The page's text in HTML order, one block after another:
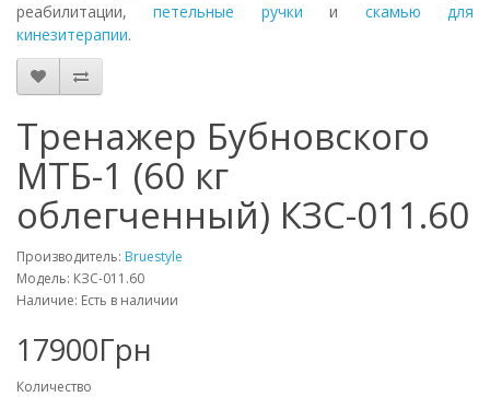
реабилитации,петельные ручки и скамью для
кинезитерапии.
Тренажер Бубновского
МТБ-1 (60 кг
облегченный) КЗС-011.60
Производитель: Bruestyle
Модель: КЗС-011.60
Наличие: Есть в наличии
17900Грн
Количество